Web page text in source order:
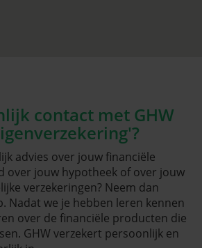
contact met GHW
advies over jouw financiële
over jouw hypotheek of over jouw
verzekeringen? Neem dan
Nadat we je hebben leren kennen
over de financiële producten die
GHW verzekert persoonlijk en